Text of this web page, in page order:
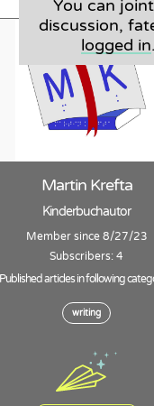
You can
discussion,
logged in.
Martin Krefta
Kinderbuchautor
Member since 8/27/23
Subscribers: 4
Published articles in following
writing